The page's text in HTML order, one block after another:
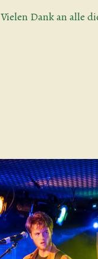
Vielen Dank an alle